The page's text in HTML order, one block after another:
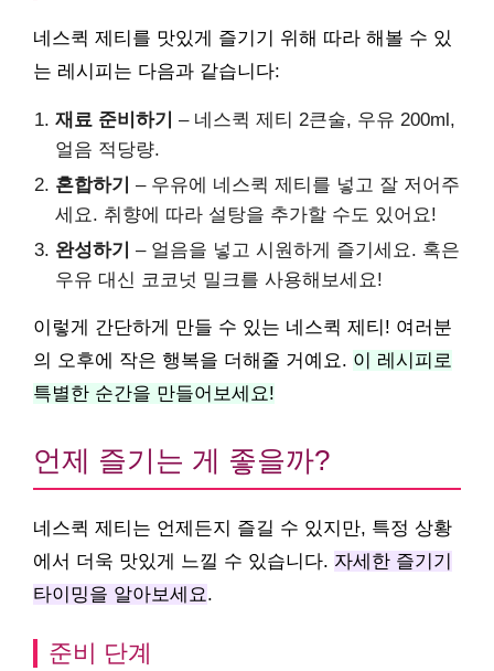
네스퀵 제티를 맛있게 즐기기 위해 따라 해볼 수 있
는 레시피는 다음과 같습니다:
재료 준비하기
– 네스퀵 제티 2큰술, 우유 200ml,
얼음 적당량.
혼합하기
– 우유에 네스퀵 제티를 넣고 잘 저어주
세요. 취향에 따라 설탕을 추가할 수도 있어요!
완성하기
– 얼음을 넣고 시원하게 즐기세요. 혹은
우유 대신 코코넛 밀크를 사용해보세요!
이렇게 간단하게 만들 수 있는 네스퀵 제티! 여러분
의 오후에 작은 행복을 더해줄 거예요. 이 레시피로
특별한 순간을 만들어보세요!
언제 즐기는 게 좋을까?
네스퀵 제티는 언제든지 즐길 수 있지만, 특정 상황
에서 더욱 맛있게 느낄 수 있습니다. 자세한 즐기기
타이밍을 알아보세요.
준비 단계